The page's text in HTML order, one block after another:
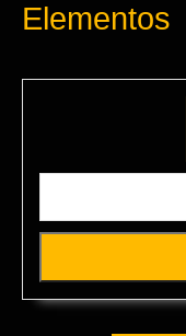
Elementos